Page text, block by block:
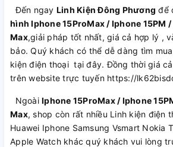
Đến ngay Linh Kiện Đông Phương để
hình Iphone 15ProMax / Iphone 15PM
Max,giải pháp tốt nhất, giá cả hợp lý ,
bảo. Quý khách có thể dễ dàng tìm
kiện điện thoại tại đây. Đồng thời giá
trên website trực tuyến https://
Ngoài Iphone 15ProMax / Iphone
Max, shop còn rất nhiều Linh kiện điện
Huawei Iphone Samsung Vsmart Nokia
Apple Watch khác quý khách vui lòng